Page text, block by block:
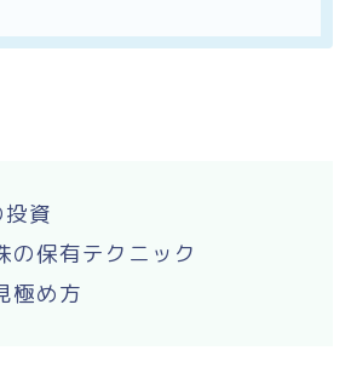
資
の保有テクニック
極め方